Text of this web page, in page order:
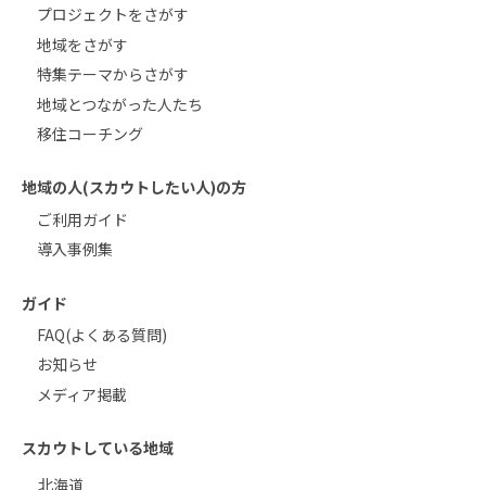
プロジェクトをさがす
地域をさがす
特集テーマからさがす
地域とつながった人たち
移住コーチング
地域の人(スカウトしたい人)の方
ご利用ガイド
導入事例集
ガイド
FAQ(よくある質問)
お知らせ
メディア掲載
スカウトしている地域
北海道